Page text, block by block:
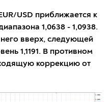
USD приближается к
1,0638 - 1,0938.
него вверх, следующей
1,1191. В противном
коррекцию от